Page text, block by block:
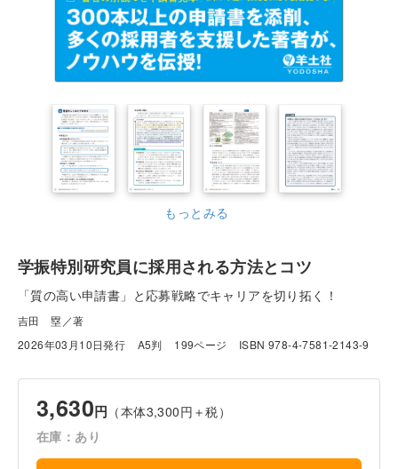
もっとみる
学振特別研究員に採用される方法とコツ
「質の高い申請書」と応募戦略でキャリアを切り拓く！
吉田 塁／著
2026年03月10日発行
A5判 199ページ ISBN 978-4-7581-2143-9
3,630円 （本体3,300円＋税）
在庫：あり